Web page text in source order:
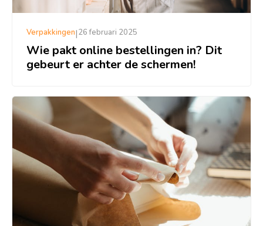
Verpakkingen|26 februari 2025
Wie pakt online bestellingen in? Dit
gebeurt er achter de schermen!